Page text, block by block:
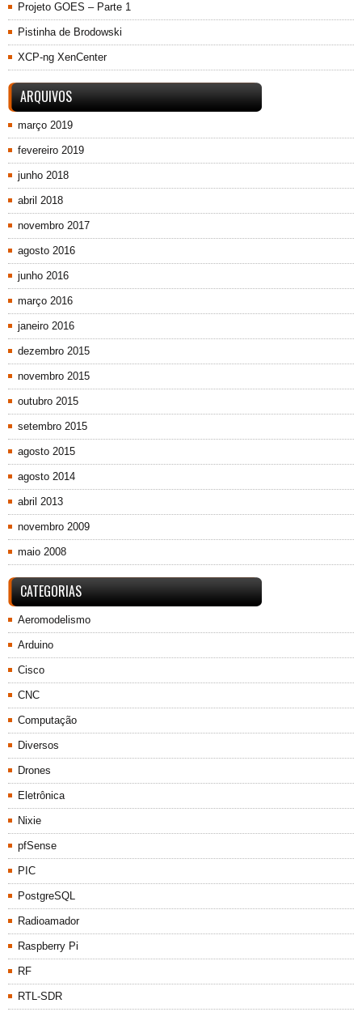
Projeto GOES – Parte 1
Pistinha de Brodowski
XCP-ng XenCenter
ARQUIVOS
março 2019
fevereiro 2019
junho 2018
abril 2018
novembro 2017
agosto 2016
junho 2016
março 2016
janeiro 2016
dezembro 2015
novembro 2015
outubro 2015
setembro 2015
agosto 2015
agosto 2014
abril 2013
novembro 2009
maio 2008
CATEGORIAS
Aeromodelismo
Arduino
Cisco
CNC
Computação
Diversos
Drones
Eletrônica
Nixie
pfSense
PIC
PostgreSQL
Radioamador
Raspberry Pi
RF
RTL-SDR